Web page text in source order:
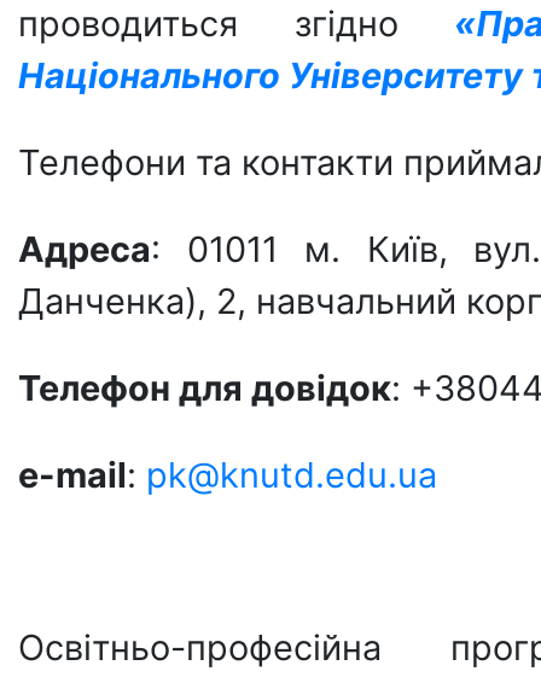
проводиться згідно
Національного Університету
Телефони та контакти
Адреса: 01011 м. Київ,
Данченка), 2, навчальний
Телефон для довiдок:
e-mail: pk@knutd.edu.ua
Освітньо-професійна